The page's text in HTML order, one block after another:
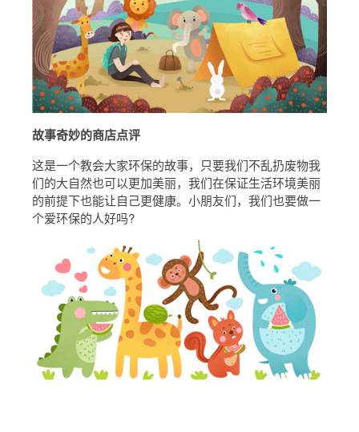
故事奇妙的商店点评
这是一个教会大家环保的故事，只要我们不乱扔废物我
们的大自然也可以更加美丽，我们在保证生活环境美丽
的前提下也能让自己更健康。小朋友们，我们也要做一
个爱环保的人好吗?